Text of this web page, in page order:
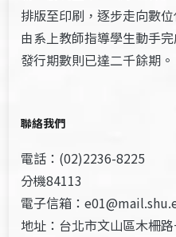
排版至印刷，逐步走向數
由系上教師指導學生動手
發行期數則已達二千餘期。
聯絡我們
電話：(02)2236-8225
分機84113
電子信箱：
地址：台北市文山區木柵